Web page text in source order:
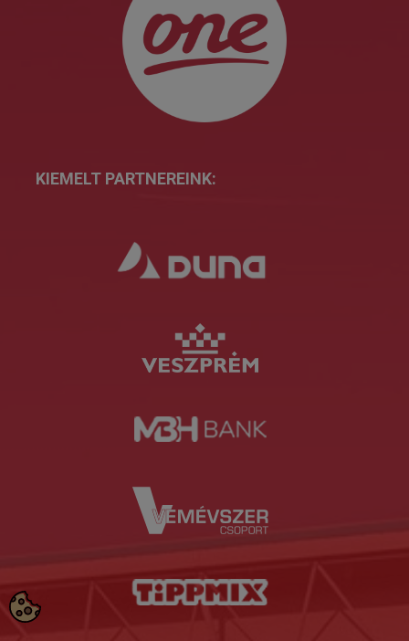
KIEMELT PARTNEREINK: